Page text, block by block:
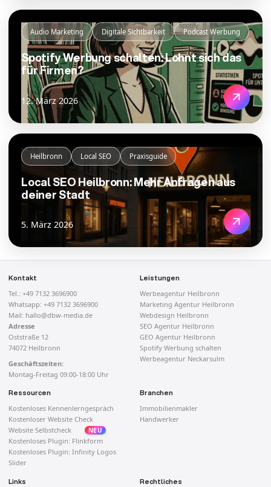
Audio Marketing Digitale Sichtbarkeit Podcast Werbung
Spotify Werbung schalten: Lohnt sich das
für Firmen?
12. März 2026
Heilbronn Local SEO Praxisguide
Local SEO Heilbronn: Mehr Anfragen aus
deiner Stadt
5. März 2026
Kontakt
Tel.:+49 7132 3696900
Whatsapp:+49 7132 3696900
Mail: hallo@dbw-media.de
Adresse
Oststraße 12
74072 Heilbronn
Geschäftszeiten:
Montag-Freitag 09:00-18:00 Uhr
Leistungen
Werbeagentur Heilbronn
Marketing Agentur Heilbronn
Webdesign Heilbronn
SEO Agentur Heilbronn
GEO Agentur Heilbronn
Spotify Werbung schalten
Werbeagentur Neckarsulm
Ressourcen
Kostenloses Kennenlerngespräch
Kostenloser Website Check
Website Selbstcheck
Kostenloses Plugin: Flinkform
Kostenloses Plugin: Infinity Logos
Slider
Branchen
Immobilienmakler
Handwerker
Links Rechtliches